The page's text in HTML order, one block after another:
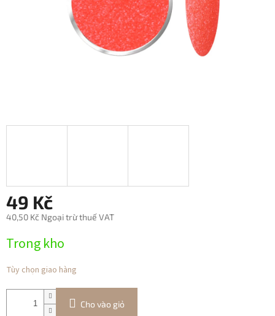
49 Kč
40,50 Kč Ngoại trừ thuế VAT
đo
Trong kho
Tùy chọn giao hàng
Cho vào giỏ